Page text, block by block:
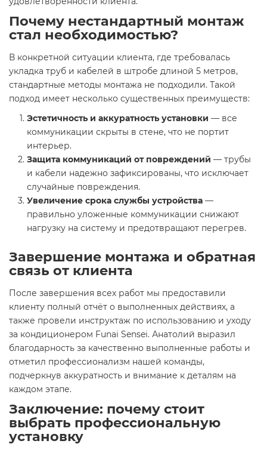
Почему нестандартный монтаж
стал необходимостью?
В конкретной ситуации клиента, где требовалась
укладка труб и кабелей в штробе длиной 5 метров,
стандартные методы монтажа не подходили. Такой
подход имеет несколько существенных преимуществ:
Эстетичность и аккуратность установки — все
коммуникации скрыты в стене, что не портит
интерьер.
Защита коммуникаций от повреждений — трубы
и кабели надежно зафиксированы, что исключает
случайные повреждения.
Увеличение срока службы устройства —
правильно уложенные коммуникации снижают
нагрузку на систему и предотвращают перегрев.
Завершение монтажа и обратная
связь от клиента
После завершения всех работ мы предоставили
клиенту полный отчёт о выполненных действиях, а
также провели инструктаж по использованию и уходу
за кондиционером Funai Sensei. Анатолий выразил
благодарность за качественно выполненные работы и
отметил профессионализм нашей команды,
подчеркнув аккуратность и внимание к деталям на
каждом этапе.
Заключение: почему стоит
выбрать профессиональную
установку